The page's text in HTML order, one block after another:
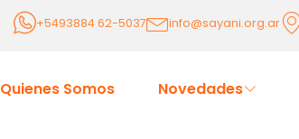
+5493884 62-5037 info@sayani.org.ar
Quienes Somos Novedades